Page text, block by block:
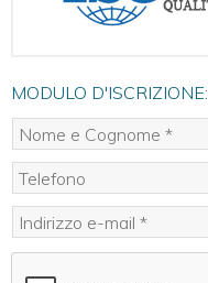
SICEV
ISO
PER
AZIENDE
Certificazione
Aziendale
ISO
9001
Certificazione
Aziendale
MODULO D'ISCRIZIONE: